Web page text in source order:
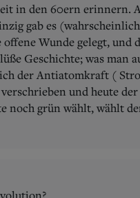
in den 60ern erinnern.
gab es
Wunde gelegt, und
Geschichte; was man
der Antiatomkraft (
und heute
grün wählt, wählt